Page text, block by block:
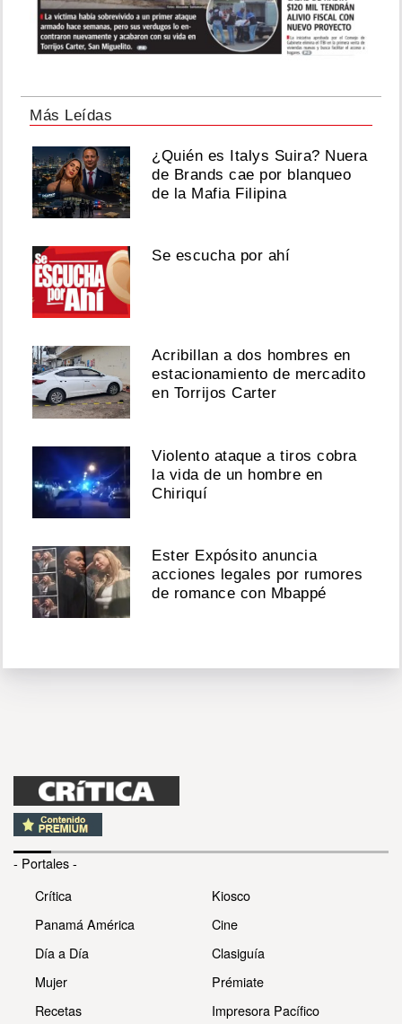
Más Leídas
¿Quién es Italys Suira? Nuera
de Brands cae por blanqueo
de la Mafia Filipina
Se escucha por ahí
Acribillan a dos hombres en
estacionamiento de mercadito
en Torrijos Carter
Violento ataque a tiros cobra
la vida de un hombre en
Chiriquí
Ester Expósito anuncia
acciones legales por rumores
de romance con Mbappé
- Portales -
Crítica
Panamá América
Día a Día
Mujer
Recetas
Kiosco
Cine
Clasiguía
Prémiate
Impresora Pacífico